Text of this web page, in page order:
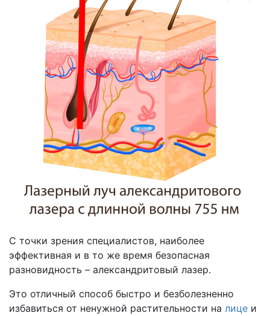
С точки зрения специалистов, наиболее
эффективная и в то же время безопасная
разновидность – александритовый лазер.
Это отличный способ быстро и безболезненно
избавиться от ненужной растительности на лице и